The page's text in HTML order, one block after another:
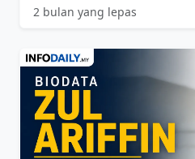
2 bulan yang lepas